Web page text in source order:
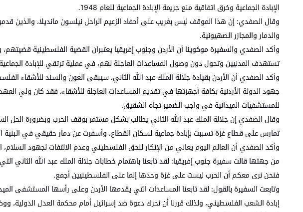
الإبادة الجماعية وخرق اتفاقية منع جريمة الإبادة الجماعية للعام 1948.
وقال الصفدي: إن هذا الموقف ليس بغريب على أحفاد الزعيم الراحل نيلسون مانديلا، والذين
والدمار والمجازر الصهيونية.
وأكد الصفدي والسفيرة موكوينا أن الأردن وجنوب إفريقيا يعتبران القضية الفلسطينية
تستهدف المدنيين وتحول دون وصول المساعدات العاجلة لهم، في عملية ترتقي للإبادة
وأكد الصفدي أن الأردن بقيادة جلالة الملك عبد الله الثاني، سيبقى العون والسند للأشقاء
جهود الدولة الأردنية بكافة أجهزتها في تقديم المساعدات العاجلة للأشقاء، فقد كان ولي
للمستشفيات الميدانية في واجب الضمير تجاه الشقيق.
وقال الصفدي إن جلالة الملك عبد الله الثاني يطالب بشكل مستمر بوقف الحرب وبضرورة الحل
تمارس على قطاع غزة تسببت بإبادة جماعية لسكان القطاع، وأسفرت عن دمار حقيقي في البنية
وأكد الصفدي أن العالم اليوم يعاني من الإنكار للحق الفلسطيني وعدم الالتفات لجهود
من جهتها قالت سفيرة جنوب إفريقيا: لقد تابعنا باهتمام خطابات جلالة الملك عبد الله
فنحن نرى معكم أن الحرب ليست على غزة وحدها إنما على الفلسطينيين أجمع.
وتابعت السفيرة بالقول: لقد تابعنا المساعدات التي يقدمها الأردن وعلى رأسها المستشفى
إبادة الشعب الفلسطيني، ولذلك قررنا أن نحرك دعوة ضد إسرائيل أمام محكمة العدل الدولية،